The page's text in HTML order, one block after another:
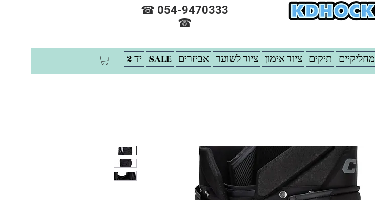
☎ 054-9470333
☎
מחליקיים תיקים ציוד אימון ציוד לשוער אביזרים SALE יד 2